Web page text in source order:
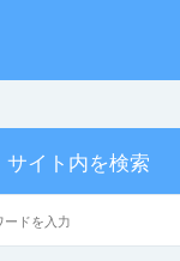
サイト内を検索